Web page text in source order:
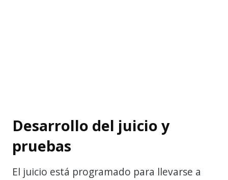
Desarrollo del juicio y
pruebas
El juicio está programado para llevarse a